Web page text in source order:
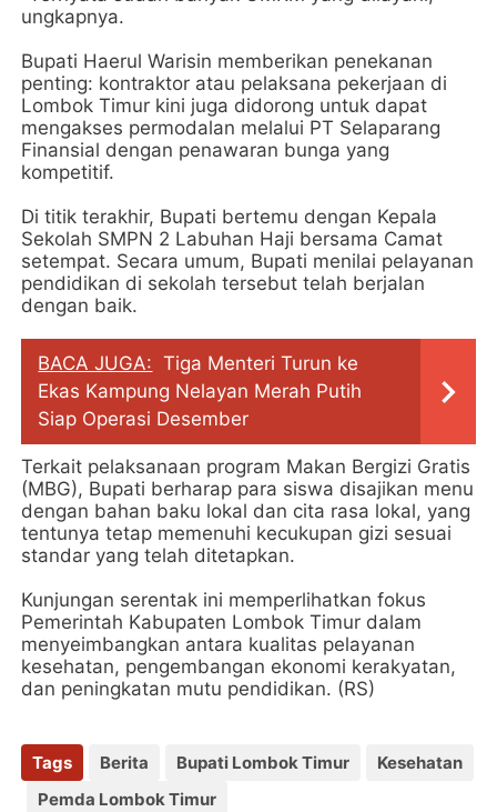
ungkapnya.
Bupati Haerul Warisin memberikan penekanan
penting: kontraktor atau pelaksana pekerjaan di
Lombok Timur kini juga didorong untuk dapat
mengakses permodalan melalui PT Selaparang
Finansial dengan penawaran bunga yang
kompetitif.
Di titik terakhir, Bupati bertemu dengan Kepala
Sekolah SMPN 2 Labuhan Haji bersama Camat
setempat. Secara umum, Bupati menilai pelayanan
pendidikan di sekolah tersebut telah berjalan
dengan baik.
BACA JUGA: Tiga Menteri Turun ke
Ekas Kampung Nelayan Merah Putih
Siap Operasi Desember
Terkait pelaksanaan program Makan Bergizi Gratis
(MBG), Bupati berharap para siswa disajikan menu
dengan bahan baku lokal dan cita rasa lokal, yang
tentunya tetap memenuhi kecukupan gizi sesuai
standar yang telah ditetapkan.
Kunjungan serentak ini memperlihatkan fokus
Pemerintah Kabupaten Lombok Timur dalam
menyeimbangkan antara kualitas pelayanan
kesehatan, pengembangan ekonomi kerakyatan,
dan peningkatan mutu pendidikan. (RS)
Tags Berita Bupati Lombok Timur
Kesehatan
Pemda Lombok Timur